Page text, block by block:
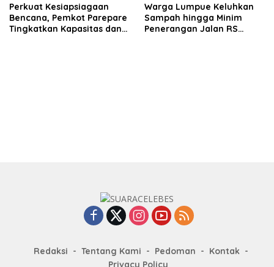
Perkuat Kesiapsiagaan
Bencana, Pemkot Parepare
Tingkatkan Kapasitas dan
Warga Lumpue Keluhkan
Sampah hingga Minim
Penerangan Jalan RS
Redaksi Tentang Kami Pedoman
Kontak
Privacy Policy